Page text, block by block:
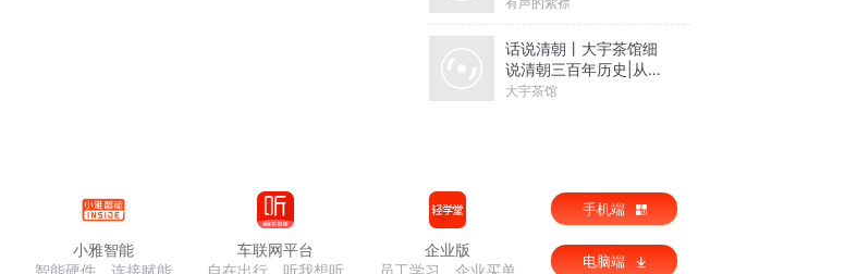
话说清朝丨大宇茶馆细
说清朝三百年历史|从努
尔哈赤到末代皇帝溥仪|
大宇茶馆
小雅智能
智能硬件，连接赋能
车联网平台
自在出行，听我想听
企业版
员工学习，企业买单
手机端
电脑端